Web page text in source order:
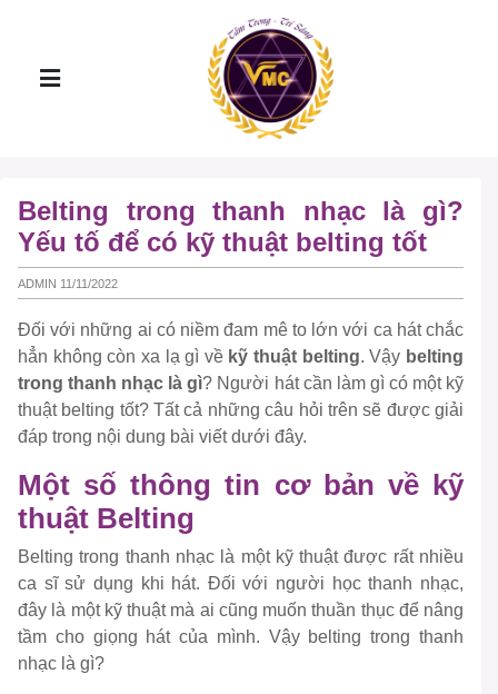
Belting trong thanh nhạc là gì?
Yếu tố để có kỹ thuật belting tốt
ADMIN 11/11/2022
Đối với những ai có niềm đam mê to lớn với ca hát chắc
hẳn không còn xa lạ gì về kỹ thuật belting. Vậy belting
trong thanh nhạc là gì? Người hát cần làm gì có một kỹ
thuật belting tốt? Tất cả những câu hỏi trên sẽ được giải
đáp trong nội dung bài viết dưới đây.
Một số thông tin cơ bản về kỹ
thuật Belting
Belting trong thanh nhạc là một kỹ thuật được rất nhiều
ca sĩ sử dụng khi hát. Đối với người học thanh nhạc,
đây là một kỹ thuật mà ai cũng muốn thuần thục để nâng
tầm cho giọng hát của mình. Vậy belting trong thanh
nhạc là gì?